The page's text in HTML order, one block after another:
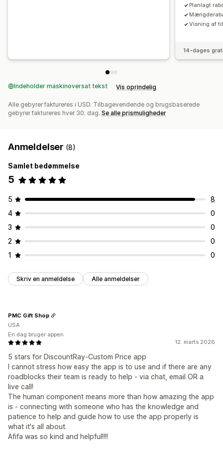
Planlagt
Visning af
14-dages
Indeholder maskinoversat tekst Vis oprindelig
Alle gebyrer faktureres i USD. Tilbagevendende og brugsbaserede
gebyrer faktureres hver 30. dag. Se alle prismuligheder
Anmeldelser (8)
Samlet bedømmelse
5
5
8
4
0
3
0
2
0
1
0
Skriv en anmeldelse Alle anmeldelser
12. marts 2026
5 stars for DiscountRay-Custom Price app
I cannot stress how easy the app is to use and if there are any
roadblocks their team is ready to help - via chat, email OR a
live call!
The human component means more than how amazing the app
is - connecting with someone who has the knowledge and
patience to help and guide how to use the app properly is
what it's all about.
Afifa was so kind and helpful!!!!
PMC Gift Shop
USA
En dag bruger appen